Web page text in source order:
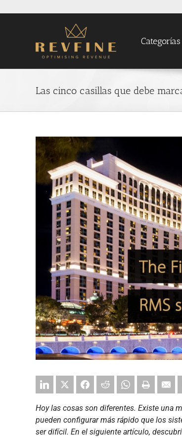
Categorías
Las cinco casillas que debe
View
Larger
Image
Hoy las cosas son diferentes. Existe una
pueden configurar más rápido que los
ser difícil. En el siguiente artículo,